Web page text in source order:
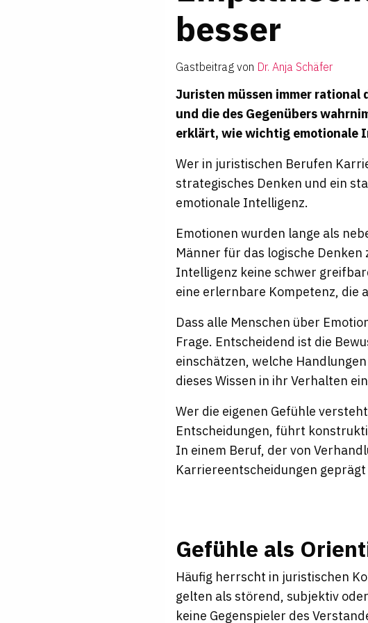
besser
Gastbeitrag von Dr. Anja Schäfer
Juristen müssen immer rational
und die des Gegenübers
erklärt, wie wichtig emotionale
Wer in juristischen Berufen
strategisches Denken und ein
emotionale Intelligenz.
Emotionen wurden lange als
Männer für das logische
Intelligenz keine schwer
eine erlernbare Kompetenz, die
Dass alle Menschen über
Frage. Entscheidend ist die
einschätzen, welche
dieses Wissen in ihr Verhalten
Wer die eigenen Gefühle
Entscheidungen, führt
In einem Beruf, der von
Karriereentscheidungen
Gefühle als
Häufig herrscht in juristischen
gelten als störend, subjektiv
keine Gegenspieler des